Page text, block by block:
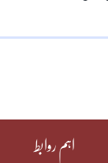
اہم روابط